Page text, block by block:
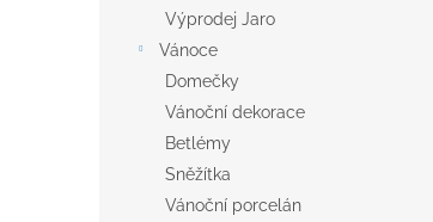
Výprodej Jaro
Vánoce
Domečky
Vánoční dekorace
Betlémy
Sněžítka
Vánoční porcelán